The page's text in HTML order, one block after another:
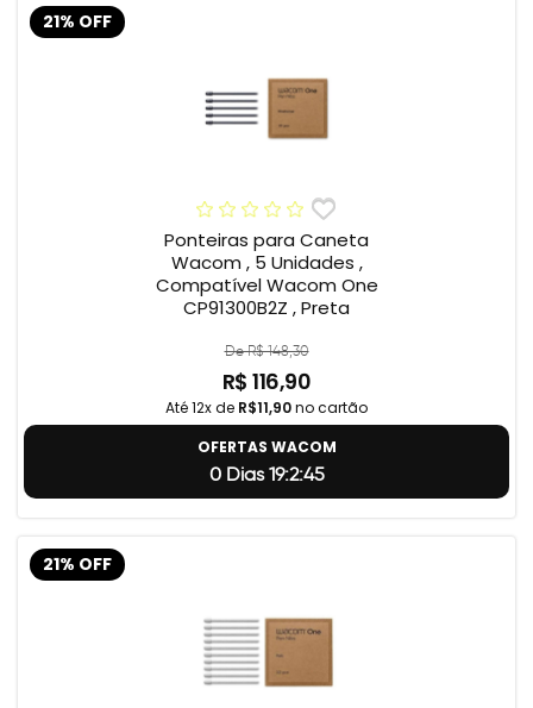
21% OFF
Ponteiras para Caneta
Wacom , 5 Unidades ,
Compatível Wacom One
CP91300B2Z , Preta
De R$ 148,30
R$ 116,90
Até 12x de R$11,90no cartão
OFERTAS WACOM
0 Dias 19:2:44
21% OFF